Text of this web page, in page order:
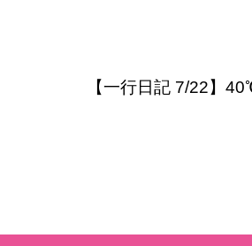
【一行日記 7/22】